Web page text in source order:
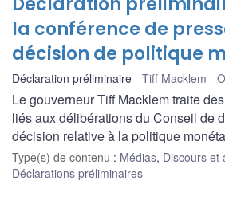
la conférence de
décision de politique
Déclaration préliminaire Tiff Macklem
Le gouverneur Tiff Macklem traite
liés aux délibérations du Conseil de
décision relative à la politique
Type(s) de contenu : Médias, Discours et
Déclarations préliminaires